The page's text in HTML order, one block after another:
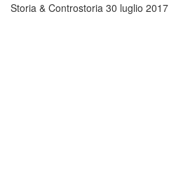
Storia & Controstoria 30 luglio 2017